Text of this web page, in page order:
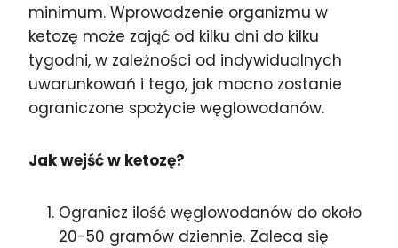
minimum. Wprowadzenie organizmu w
ketozę może zająć od kilku dni do kilku
tygodni, w zależności od indywidualnych
uwarunkowań i tego, jak mocno zostanie
ograniczone spożycie węglowodanów.
Jak wejść w ketozę?
Ogranicz ilość węglowodanów do około
20-50 gramów dziennie. Zaleca się